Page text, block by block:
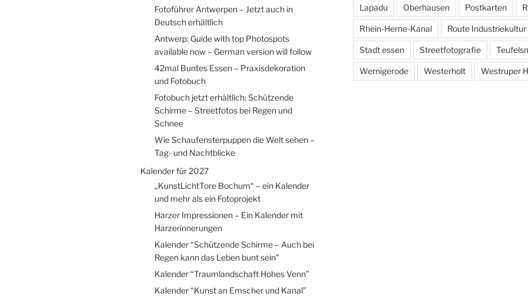
Fotoführer Antwerpen – Jetzt auch in
Deutsch erhältlich
Antwerp: Guide with top Photospots
available now – German version will follow
42mal Buntes Essen – Praxisdekoration
und Fotobuch
Fotobuch jetzt erhältlich: Schützende
Schirme – Streetfotos bei Regen und
Schnee
Wie Schaufensterpuppen die Welt sehen –
Tag- und Nachtblicke
Kalender für 2027
„KunstLichtTore Bochum“ – ein Kalender
und mehr als ein Fotoprojekt
Harzer Impressionen – Ein Kalender mit
Harzerinnerungen
Kalender “Schützende Schirme – Auch bei
Regen kann das Leben bunt sein”
Kalender “Traumlandschaft Hohes Venn”
Kalender “Kunst an Emscher und Kanal”
Lapadu Oberhausen Postkarten
Rhein-Herne-Kanal Route Industriekultur
Stadt essen Streetfotografie
Wernigerode Westerholt Westruper